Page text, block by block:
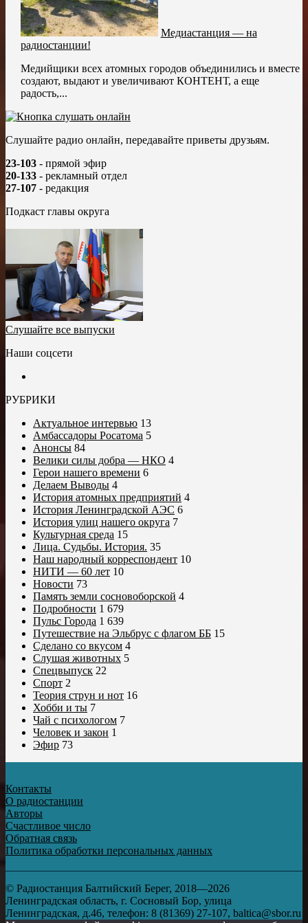
Медиастанция — на
радиостанции!
Медийщики всех атомных городов объединились и вместе
создают, выдают и увеличивают КОНТЕНТ, а еще
радость,...
Слушайте радио онлайн, передавайте приветы друзьям.
23-103 - прямой эфир
20-133 - рекламный отдел
27-107 - редакция
Подкаст главы округа
Слушайте все выпуски
Наши соцсети
РУБРИКИ
Актуальное интервью 13
Амбассадоры Росатома 5
Анонсы 84
Велики силы добра — НКО 4
Герои нашего времени 6
Делаем Выводы 4
История атомных предприятий 4
История Ленинградской АЭС 6
История улиц нашего округа 7
Культурная среда 15
Лица. Судьбы. История. 35
Наш народный корреспондент 10
НИТИ — 60 лет 10
Новости 73
Память земли сосновоборской 4
Подробности 1 679
Пульс Города 1 639
Путешествие на Эльбрус с флагом ББ 15
Сделано со вкусом 4
Слушая животных 5
Спецвыпуск 22
Спорт 2
Теория струн и нот 16
Хобби и ты 7
Чай с психологом 7
Человек и закон 1
Эфир 73
Контакты
О радиостанции
Авторы
Счастливое число
Обратная связь
Политика обработки персональных данных
© Радиостанция Балтийский Берег, 2018—2026
Ленинградская область, г. Сосновый Бор, улица
Ленинградская, д.46, телефон: 8 (81369) 27-107, baltica@sbor.ru